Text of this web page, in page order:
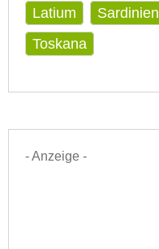
Latium
Sardinien
Toskana
- Anzeige -